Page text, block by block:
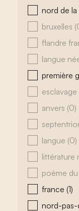
nord de
bruxelles
flandre
langue
première
esclavage
anvers (0)
langue (0)
littérature
poème
france (1)
nord-pas-